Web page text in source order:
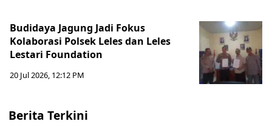
Budidaya Jagung Jadi Fokus
Kolaborasi Polsek Leles dan Leles
Lestari Foundation
20 Jul 2026, 12:12 PM
Berita Terkini